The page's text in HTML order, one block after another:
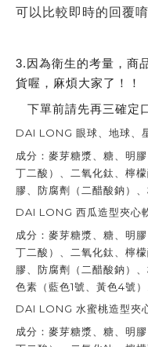
可以比較即時的回覆唷
3.因為衛生的考量，商
貨喔，麻煩大家了！！
下單前請先再三確定
DAI LONG 眼球、地球、
成分：麥芽糖漿、糖、明
丁二酸）、二氧化鈦、檸
膠、防腐劑（二醋酸鈉）
DAI LONG 西瓜造型夾心
成分：麥芽糖漿、糖、明
丁二酸）、二氧化鈦、檸
膠、防腐劑（二醋酸鈉）
色素（藍色1號、黃色4號）
DAI LONG 水蜜桃造型夾
成分：麥芽糖漿、糖、明